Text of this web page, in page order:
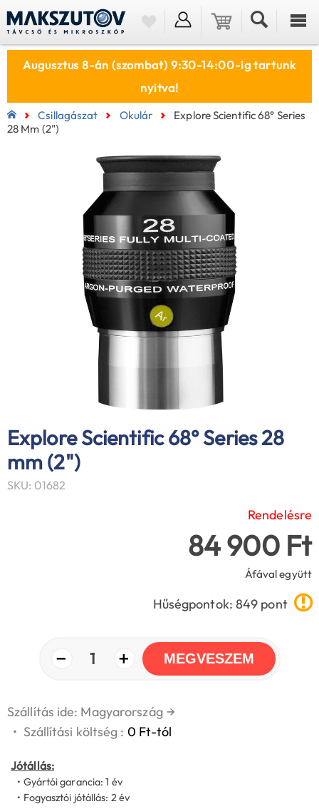
Augusztus 8-án (szombat) 9:30-14:00-ig tartunk
nyitva!
Csillagászat Okulár
Explore Scientific 68° Series
28 Mm (2")
Explore Scientific 68° Series 28
mm (2")
SKU: 01682
Rendelésre
84 900 Ft
Áfával együtt
Hűségpontok: 849 pont
− 1 + MEGVESZEM
Szállítás ide: Magyarország →
• Szállítási költség : 0 Ft-tól
Jótállás:
• Gyártói garancia: 1 év
• Fogyasztói jótállás: 2 év